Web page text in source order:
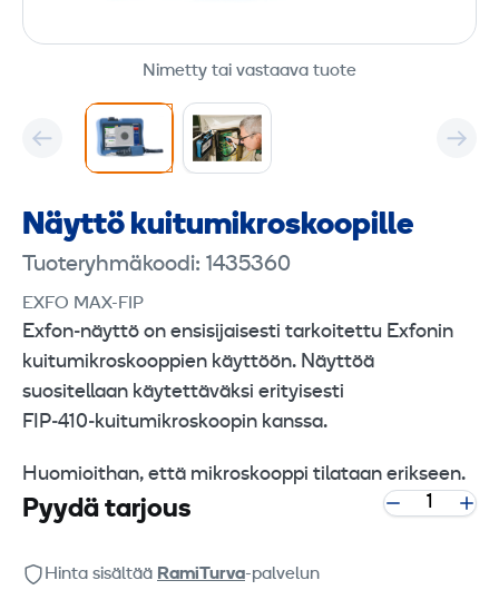
Nimetty tai vastaava tuote
Näyttö kuitu­mikroskoopille
Tuoteryhmäkoodi: 1435360
EXFO MAX-FIP
Exfon‑näyttö on ensisijaisesti tarkoitettu Exfonin
kuitumikroskooppien käyttöön. Näyttöä
suositellaan käytettäväksi erityisesti
FIP‑410‑kuitumikroskoopin kanssa.
Huomioithan, että mikroskooppi tilataan erikseen.
Pyydä tarjous
Hinta sisältää RamiTurva-palvelun